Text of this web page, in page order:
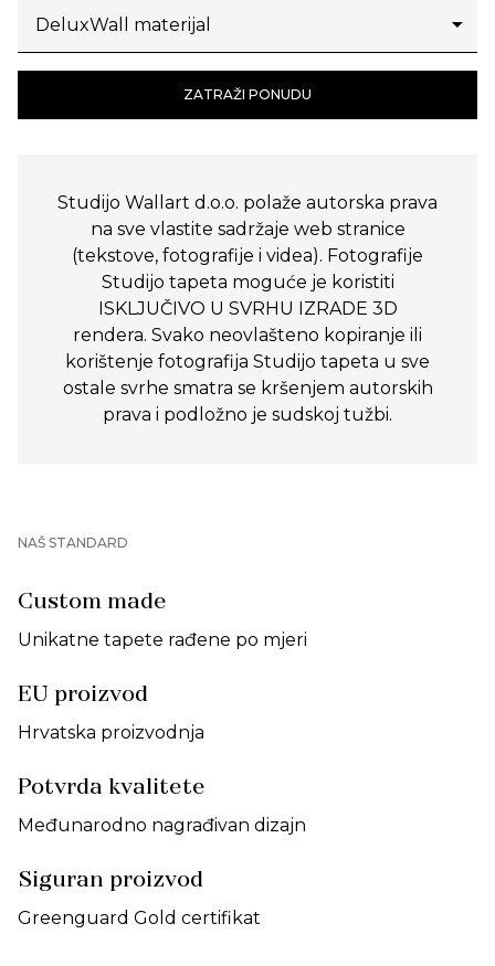
ZATRAŽI PONUDU
Studijo Wallart d.o.o. polaže autorska prava
na sve vlastite sadržaje web stranice
(tekstove, fotografije i videa). Fotografije
Studijo tapeta moguće je koristiti
ISKLJUČIVO U SVRHU IZRADE 3D
rendera. Svako neovlašteno kopiranje ili
korištenje fotografija Studijo tapeta u sve
ostale svrhe smatra se kršenjem autorskih
prava i podložno je sudskoj tužbi.
NAŠ STANDARD
Custom made
Unikatne tapete rađene po mjeri
EU proizvod
Hrvatska proizvodnja
Potvrda kvalitete
Međunarodno nagrađivan dizajn
Siguran proizvod
Greenguard Gold certifikat